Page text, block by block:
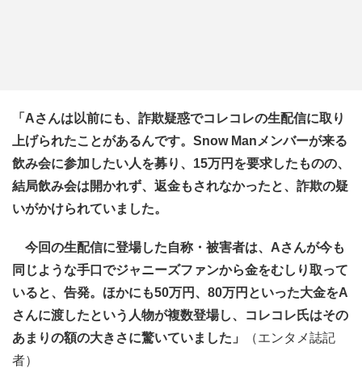
「Aさんは以前にも、詐欺疑惑でコレコレの生配信に取り
上げられたことがあるんです。Snow Manメンバーが来る
飲み会に参加したい人を募り、15万円を要求したものの、
結局飲み会は開かれず、返金もされなかったと、詐欺の疑
いがかけられていました。
今回の生配信に登場した自称・被害者は、Aさんが今も
同じような手口でジャニーズファンから金をむしり取って
いると、告発。ほかにも50万円、80万円といった大金をA
さんに渡したという人物が複数登場し、コレコレ氏はその
あまりの額の大きさに驚いていました」
（エンタメ誌記
者）